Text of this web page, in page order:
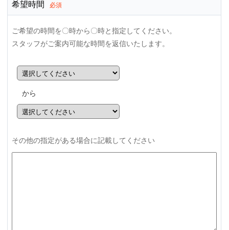
希望時間 必須
ご希望の時間を〇時から〇時と指定してください。
スタッフがご案内可能な時間を返信いたします。
から
その他の指定がある場合に記載してください